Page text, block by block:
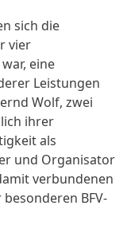
sich die
vier
eine
Leistungen
Wolf, zwei
ihrer
als
und Organisator
verbundenen
BFV-